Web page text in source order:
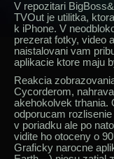
V repozitari
TVOut je utilitka,
k iPhone. V
prezerat fotky, video
naistalovani vam
aplikacie ktore maju
Reakcia
Cycorderom,
akehokolvek trhania.
odporucam
v poriadku ale po
vidite ho otoceny o
Graficky narocne